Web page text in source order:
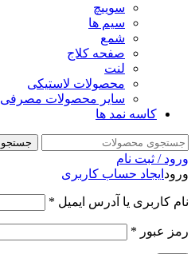
سوییچ
سیم ها
شمع
صفحه کلاج
لنت
محصولات لاستیکی
سایر محصولات مصرفی
کاسه نمد ها
جستجو
ورود / ثبت نام
ورود ایجاد حساب کاربری
نام کاربری یا آدرس ایمیل *
رمز عبور *